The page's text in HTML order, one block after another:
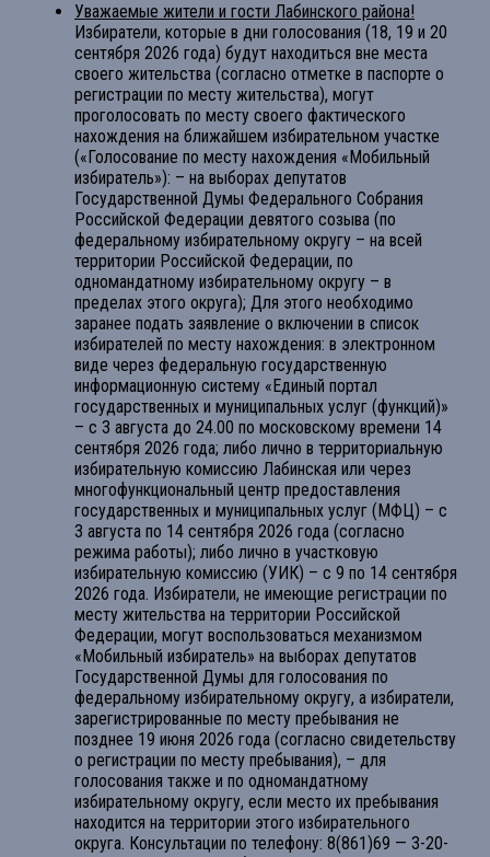
Уважаемые жители и гости Лабинского района!
Избиратели, которые в дни голосования (18, 19 и 20
сентября 2026 года) будут находиться вне места
своего жительства (согласно отметке в паспорте о
регистрации по месту жительства), могут
проголосовать по месту своего фактического
нахождения на ближайшем избирательном участке
(«Голосование по месту нахождения «Мобильный
избиратель»): – на выборах депутатов
Государственной Думы Федерального Собрания
Российской Федерации девятого созыва (по
федеральному избирательному округу – на всей
территории Российской Федерации, по
одномандатному избирательному округу – в
пределах этого округа); Для этого необходимо
заранее подать заявление о включении в список
избирателей по месту нахождения: в электронном
виде через федеральную государственную
информационную систему «Единый портал
государственных и муниципальных услуг (функций)»
– с 3 августа до 24.00 по московскому времени 14
сентября 2026 года; либо лично в территориальную
избирательную комиссию Лабинская или через
многофункциональный центр предоставления
государственных и муниципальных услуг (МФЦ) – с
3 августа по 14 сентября 2026 года (согласно
режима работы); либо лично в участковую
избирательную комиссию (УИК) – с 9 по 14 сентября
2026 года. Избиратели, не имеющие регистрации по
месту жительства на территории Российской
Федерации, могут воспользоваться механизмом
«Мобильный избиратель» на выборах депутатов
Государственной Думы для голосования по
федеральному избирательному округу, а избиратели,
зарегистрированные по месту пребывания не
позднее 19 июня 2026 года (согласно свидетельству
о регистрации по месту пребывания), – для
голосования также и по одномандатному
избирательному округу, если место их пребывания
находится на территории этого избирательного
округа. Консультации по телефону: 8(861)69 — 3-20-